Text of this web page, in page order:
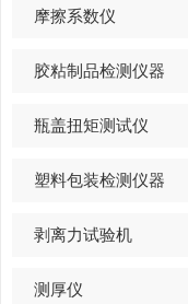
摩擦系数仪
胶粘制品检测仪器
瓶盖扭矩测试仪
塑料包装检测仪器
剥离力试验机
测厚仪